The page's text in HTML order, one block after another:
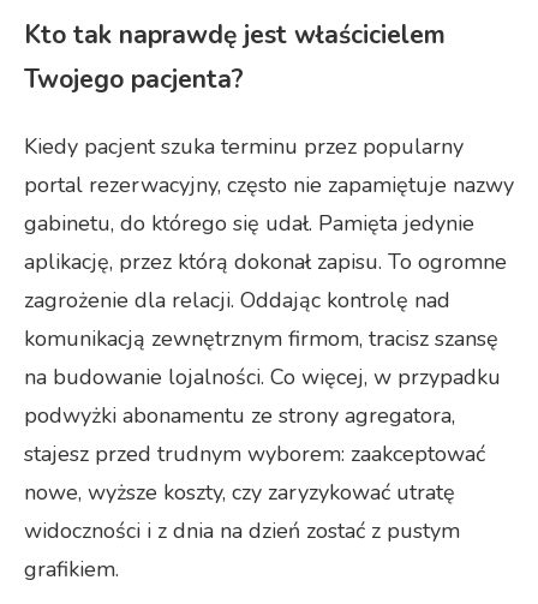
Kto tak naprawdę jest właścicielem
Twojego pacjenta?
Kiedy pacjent szuka terminu przez popularny
portal rezerwacyjny, często nie zapamiętuje nazwy
gabinetu, do którego się udał. Pamięta jedynie
aplikację, przez którą dokonał zapisu. To ogromne
zagrożenie dla relacji. Oddając kontrolę nad
komunikacją zewnętrznym firmom, tracisz szansę
na budowanie lojalności. Co więcej, w przypadku
podwyżki abonamentu ze strony agregatora,
stajesz przed trudnym wyborem: zaakceptować
nowe, wyższe koszty, czy zaryzykować utratę
widoczności i z dnia na dzień zostać z pustym
grafikiem.